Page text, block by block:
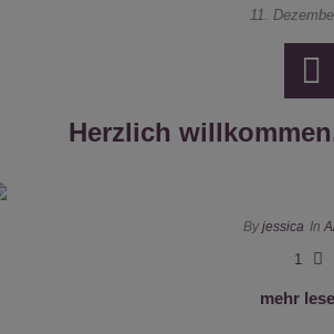
11.
Herzlich
Byjessica In
1
mehr